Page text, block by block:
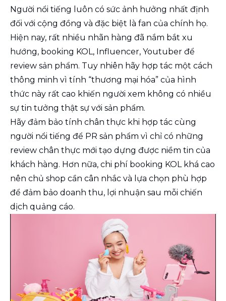
Người nổi tiếng luôn có sức ảnh hưởng nhất định
đối với cộng đồng và đặc biệt là fan của chính họ.
Hiện nay, rất nhiều nhãn hàng đã nắm bắt xu
hướng, booking KOL, Influencer, Youtuber để
review sản phẩm. Tuy nhiên hãy hợp tác một cách
thông minh vì tính “thương mại hóa” của hình
thức này rất cao khiến người xem không có nhiều
sự tin tưởng thật sự với sản phẩm.
Hãy đảm bảo tính chân thực khi hợp tác cùng
người nổi tiếng để PR sản phẩm vì chỉ có những
review chân thực mới tạo dựng được niềm tin của
khách hàng. Hơn nữa, chi phí booking KOL khá cao
nên chủ shop cần cân nhắc và lựa chọn phù hợp
để đảm bảo doanh thu, lợi nhuận sau mỗi chiến
dịch quảng cáo.